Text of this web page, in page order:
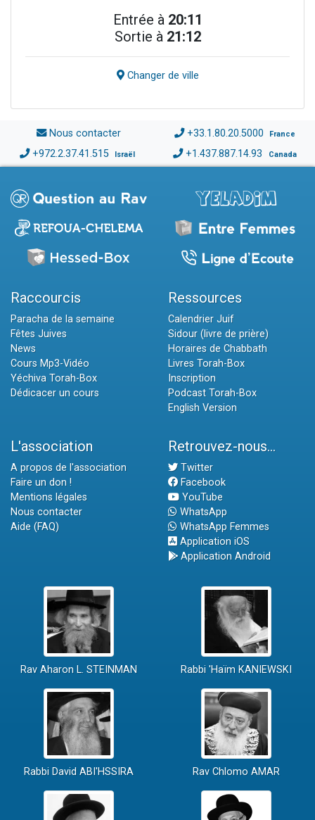
Entrée à 20:11
Sortie à 21:12
Changer de ville
Nous contacter +33.1.80.20.5000 France
+972.2.37.41.515 Israël +1.437.887.14.93 Canada
Raccourcis
Paracha de la semaine
Fêtes Juives
News
Cours Mp3-Vidéo
Yéchiva Torah-Box
Dédicacer un cours
Ressources
Calendrier Juif
Sidour (livre de prière)
Horaires de Chabbath
Livres Torah-Box
Inscription
Podcast Torah-Box
English Version
L'association
A propos de l'association
Faire un don !
Mentions légales
Nous contacter
Aide (FAQ)
Retrouvez-nous...
Twitter
Facebook
YouTube
WhatsApp
WhatsApp Femmes
Application iOS
Application Android
Rav Aharon L. STEINMAN Rabbi 'Haïm KANIEWSKI
Rabbi David ABI'HSSIRA Rav Chlomo AMAR